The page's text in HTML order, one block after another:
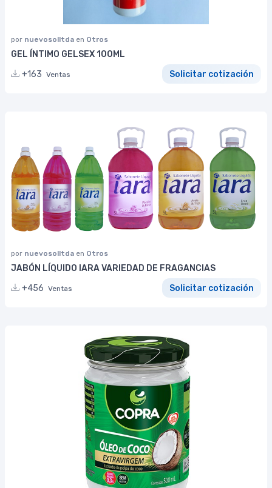
por nuevosolltda en Otros
GEL ÍNTIMO GELSEX 100ML
+163 Ventas Solicitar cotización
por nuevosolltda en Otros
JABÓN LÍQUIDO IARA VARIEDAD DE FRAGANCIAS
+456 Ventas Solicitar cotización